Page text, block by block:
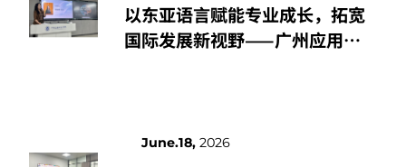
以东亚语言赋能专业成长，拓宽
国际发展新视野——广州应用科
June.18, 2026